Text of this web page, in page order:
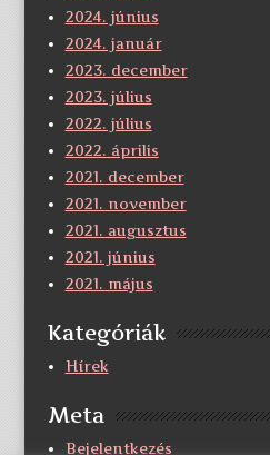
2024. június
2024. január
2023. december
2023. július
2022. július
2022. április
2021. december
2021. november
2021. augusztus
2021. június
2021. május
Kategóriák
Hírek
Meta
Bejelentkezés